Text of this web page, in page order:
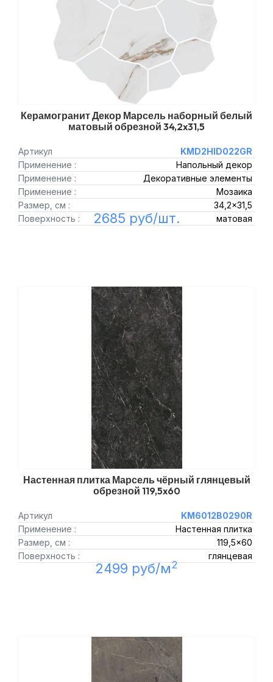
Керамогранит Декор Марсель наборный белый
матовый обрезной 34,2x31,5
Артикул
KMD2HID022GR
Применение :
Напольный декор
Применение :
Декоративные элементы
Применение :
Мозаика
Размер, см :
34,2x31,5
Поверхность :
матовая
2685 руб/шт.
Настенная плитка Марсель чёрный глянцевый
обрезной 119,5x60
Артикул
KM6012B0290R
Применение :
Настенная плитка
Размер, см :
119,5x60
Поверхность :
глянцевая
2499 руб/м2